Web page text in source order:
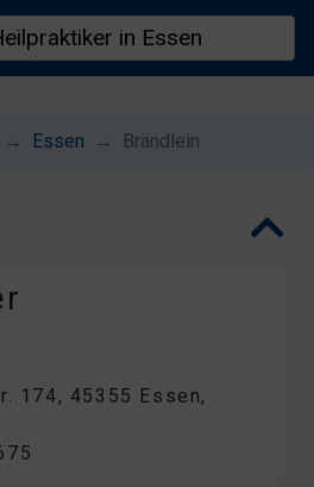
Essen Brändlein
174, 45355 Essen,